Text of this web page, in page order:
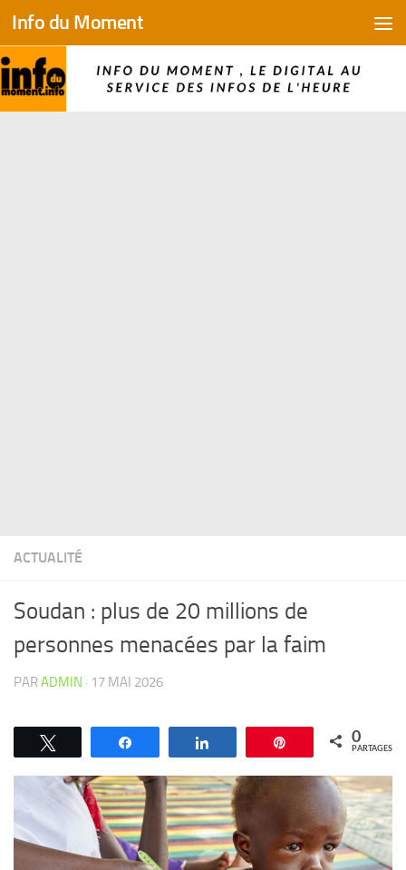
Skip to content
Info du Moment
ACTUALITÉ
Soudan : plus de 20 millions de
personnes menacées par la faim
PARADMIN · 17 MAI 2026
Épingle 0
PARTAGES